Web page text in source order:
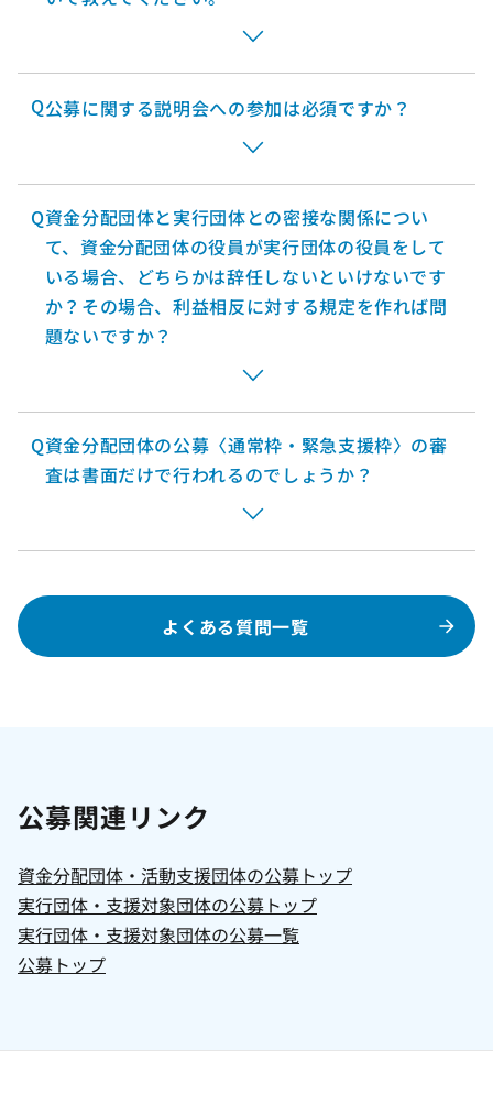
Q公募に関する説明会への参加は必須ですか？
Q資金分配団体と実行団体との密接な関係につい
て、資金分配団体の役員が実行団体の役員をして
いる場合、どちらかは辞任しないといけないです
か？その場合、利益相反に対する規定を作れば問
題ないですか？
Q資金分配団体の公募〈通常枠・緊急支援枠〉の審
査は書面だけで行われるのでしょうか？
よくある質問一覧
公募関連リンク
資金分配団体・活動支援団体の公募トップ
実行団体・支援対象団体の公募トップ
実行団体・支援対象団体の公募一覧
公募トップ